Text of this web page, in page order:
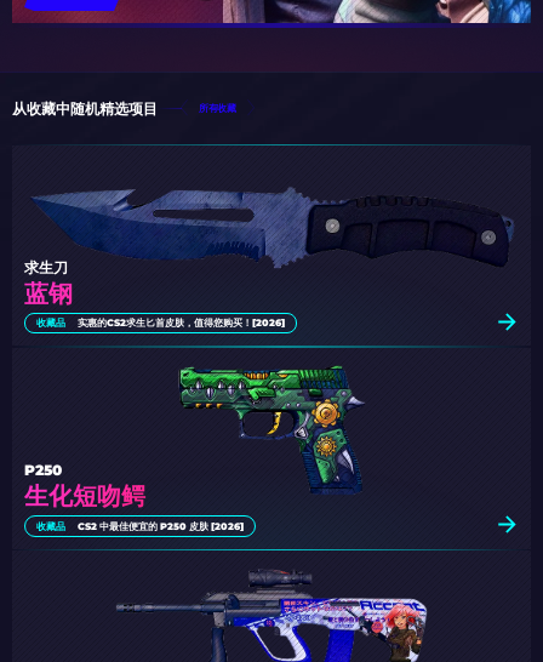
从收藏中随机精选项目 所有收藏
蓝钢
求生刀
收藏品 实惠的CS2求生匕首皮肤，值得您购买！[2026]
生化短吻鳄
P250
收藏品 CS2 中最佳便宜的 P250 皮肤 [2026]